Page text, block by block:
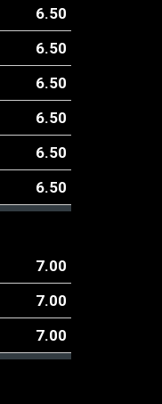
6.50
6.50
6.50
6.50
6.50
6.50
7.00
7.00
7.00